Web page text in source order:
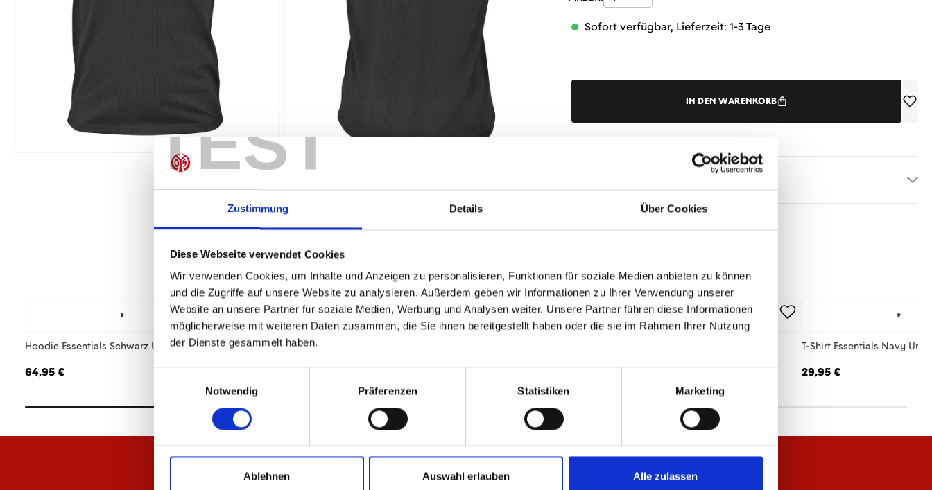
TEST
Zustimmung Details Über Cookies
Diese Webseite verwendet Cookies
Wir verwenden Cookies, um Inhalte und Anzeigen zu personalisieren, Funktionen für soziale Medien anbieten zu können
und die Zugriffe auf unsere Website zu analysieren. Außerdem geben wir Informationen zu Ihrer Verwendung unserer
Website an unsere Partner für soziale Medien, Werbung und Analysen weiter. Unsere Partner führen diese Informationen
möglicherweise mit weiteren Daten zusammen, die Sie ihnen bereitgestellt haben oder die sie im Rahmen Ihrer Nutzung
der Dienste gesammelt haben.
Notwendig
Präferenzen Statistiken Marketing
Ablehnen Auswahl erlauben Alle zulassen
Sofort verfügbar, Lieferzeit: 1-3 Tage
IN DEN WARENKORB
Hoodie Essentials Schwarz Unisex
64,95 €
T-Shirt Essentials Weiß Unisex
29,95 € 29,95 € 29,95 €
T-Shirt Essentials Navy
29,95 €